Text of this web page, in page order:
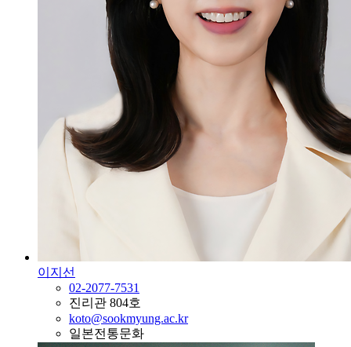
이지선
02-2077-7531
진리관 804호
koto@sookmyung.ac.kr
일본전통문화